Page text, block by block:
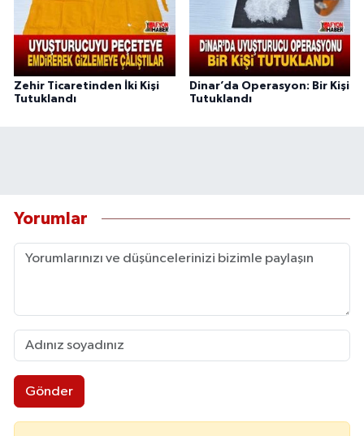
Zehir Ticaretinden İki Kişi
Tutuklandı
Dinar’da Operasyon: Bir Kişi
Tutuklandı
Yorumlar
Gönder